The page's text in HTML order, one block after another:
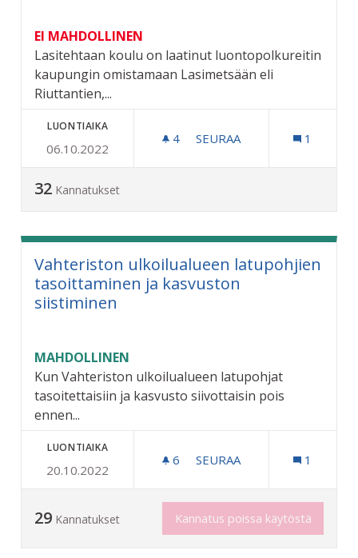
EI MAHDOLLINEN
Lasitehtaan koulu on laatinut luontopolkureitin
kaupungin omistamaan Lasimetsään eli
Riuttantien,...
LUONTIAIKA
06.10.2022
4 4 SEURAAJAA
SEURAA 1
32 Kannatukset
Vahteriston ulkoilualueen latupohjien
tasoittaminen ja kasvuston
siistiminen
MAHDOLLINEN
Kun Vahteriston ulkoilualueen latupohjat
tasoitettaisiin ja kasvusto siivottaisin pois
ennen...
LUONTIAIKA
20.10.2022
6 6 SEURAAJAA
SEURAA 1
29 Kannatukset Kannatus poissa käytöstä